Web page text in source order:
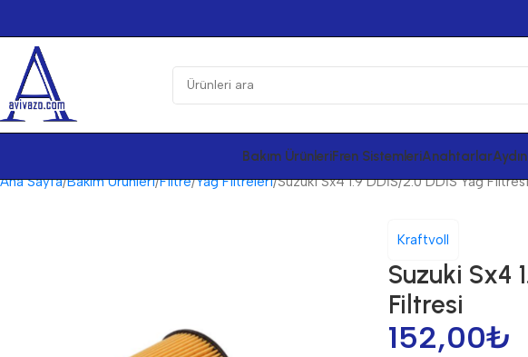
Bakım ÜrünleriFren SistemleriAnahtarlar
Ana Sayfa Bakım Ürünleri Filtre Yağ Filtreleri Suzuki Sx4 1.9 DDİS/2.0 DDİS Yağ Filtresi
Kraftvoll
Suzuki Sx4
Filtresi
152,00₺